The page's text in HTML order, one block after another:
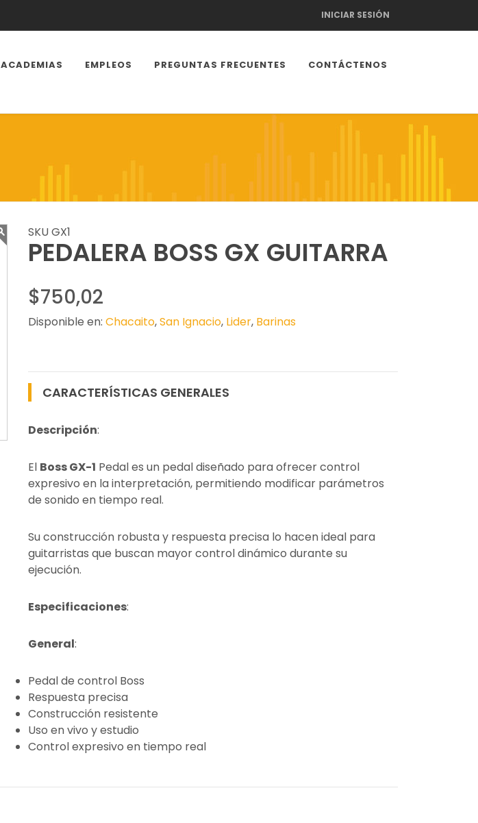
INICIAR SESIÓN
ACADEMIAS EMPLEOS PREGUNTAS FRECUENTES CONTÁCTENOS
SKU GX1
PEDALERA BOSS GX GUITARRA
$750,02
Disponible en: Chacaito,San Ignacio, Lider, Barinas
CARACTERÍSTICAS GENERALES
Descripción:
El Boss GX-1 Pedal es un pedal diseñado para ofrecer control
expresivo en la interpretación, permitiendo modificar parámetros
de sonido en tiempo real.
Su construcción robusta y respuesta precisa lo hacen ideal para
guitarristas que buscan mayor control dinámico durante su
ejecución.
Especificaciones:
General:
Pedal de control Boss
Respuesta precisa
Construcción resistente
Uso en vivo y estudio
Control expresivo en tiempo real